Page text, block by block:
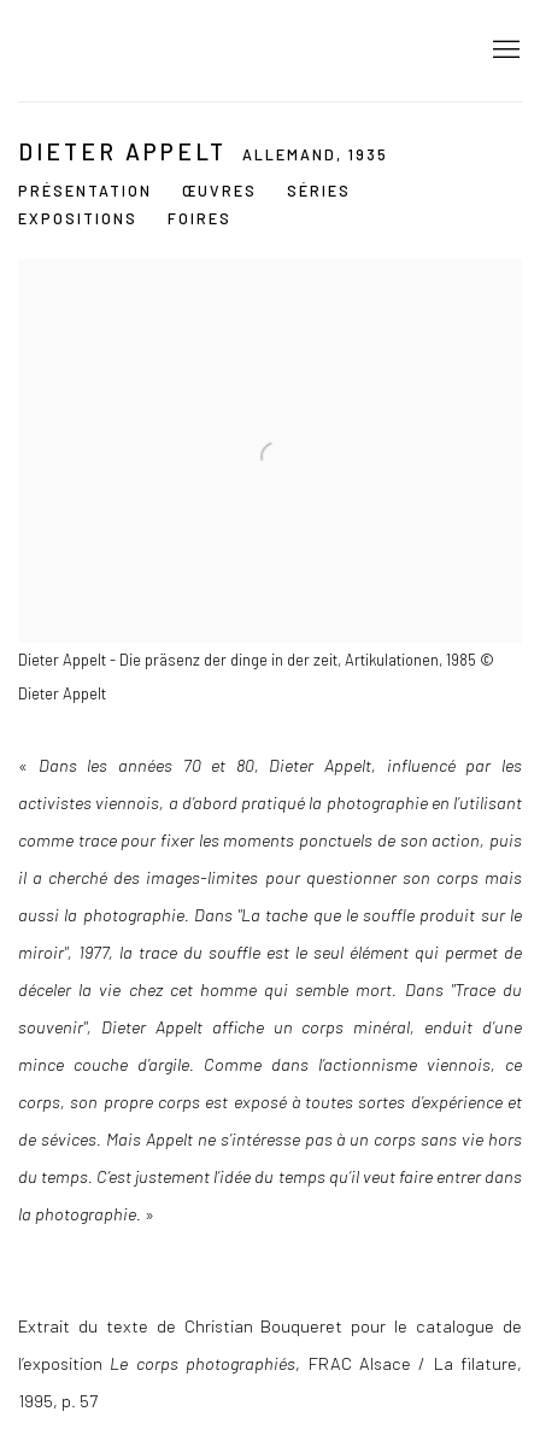
DIETER APPELT ALLEMAND, 1935
PRÉSENTATION
ŒUVRES
SÉRIES
EXPOSITIONS
FOIRES
Dieter Appelt - Die präsenz der dinge in der zeit, Artikulationen, 1985 ©
Dieter Appelt
« Dans les années 70 et 80, Dieter Appelt, influencé par les
activistes viennois, a d’abord pratiqué la photographie en l’utilisant
comme trace pour fixer les moments ponctuels de son action, puis
il a cherché des images-limites pour questionner son corps mais
aussi la photographie. Dans "La tache que le souffle produit sur le
miroir", 1977, la trace du souffle est le seul élément qui permet de
déceler la vie chez cet homme qui semble mort. Dans "Trace du
souvenir", Dieter Appelt affiche un corps minéral, enduit d’une
mince couche d’argile. Comme dans l’actionnisme viennois, ce
corps, son propre corps est exposé à toutes sortes d’expérience et
de sévices. Mais Appelt ne s’intéresse pas à un corps sans vie hors
du temps. C’est justement l’idée du temps qu’il veut faire entrer dans
la photographie. »
Extrait du texte de Christian Bouqueret pour le catalogue de
l’exposition Le corps photographiés, FRAC Alsace / La filature,
1995, p. 57